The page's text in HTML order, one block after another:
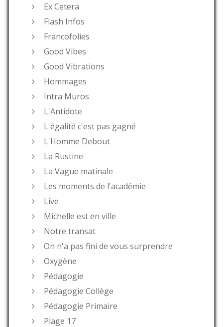
Ex'Cetera
Flash Infos
Francofolies
Good Vibes
Good Vibrations
Hommages
Intra Muros
L'Antidote
L'égalité c'est pas gagné
L'Homme Debout
La Rustine
La Vague matinale
Les moments de l'académie
Live
Michelle est en ville
Notre transat
On n'a pas fini de vous surprendre
Oxygène
Pédagogie
Pédagogie Collège
Pédagogie Primaire
Plage 17